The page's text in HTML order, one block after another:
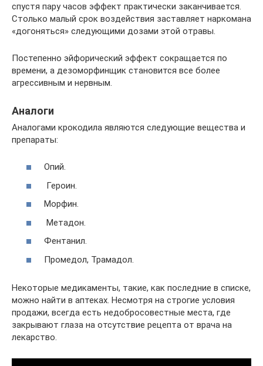
спустя пару часов эффект практически заканчивается.
Столько малый срок воздействия заставляет наркомана
«догоняться» следующими дозами этой отравы.
Постепенно эйфорический эффект сокращается по
времени, а дезоморфинщик становится все более
агрессивным и нервным.
Аналоги
Аналогами крокодила являются следующие вещества и
препараты:
Опий.
Героин.
Морфин.
Метадон.
Фентанил.
Промедол, Трамадол.
Некоторые медикаменты, такие, как последние в списке,
можно найти в аптеках. Несмотря на строгие условия
продажи, всегда есть недобросовестные места, где
закрывают глаза на отсутствие рецепта от врача на
лекарство.